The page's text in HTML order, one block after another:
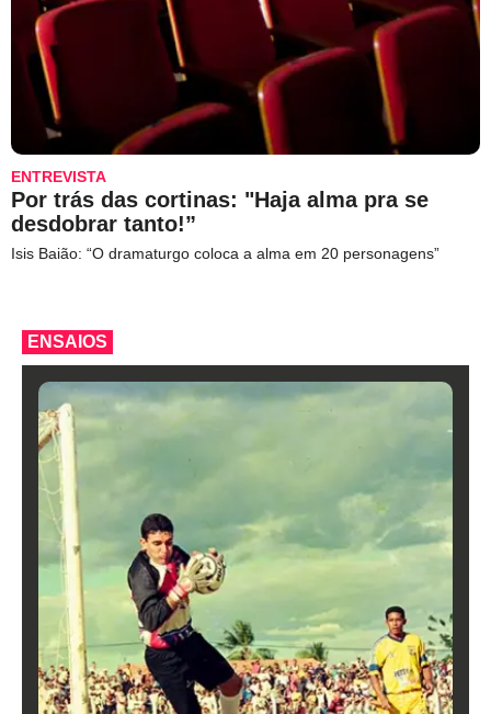
ENTREVISTA
Por trás das cortinas: "Haja alma pra se
desdobrar tanto!”
Isis Baião: “O dramaturgo coloca a alma em 20 personagens”
ENSAIOS